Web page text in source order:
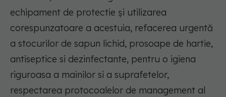
echipament de protectie și utilizarea
corespunzatoare a acestuia, refacerea urgentă
a stocurilor de sapun lichid, prosoape de hartie,
antiseptice si dezinfectante, pentru o igiena
riguroasa a mainilor si a suprafetelor,
respectarea protocoalelor de management al